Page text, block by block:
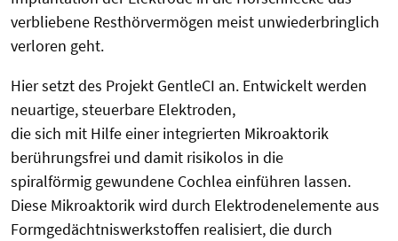
verbliebene Resthörvermögen meist unwiederbringlich
verloren geht.
Hier setzt des Projekt GentleCI an. Entwickelt werden
neuartige, steuerbare Elektroden,
die sich mit Hilfe einer integrierten Mikroaktorik
berührungsfrei und damit risikolos in die
spiralförmig gewundene Cochlea einführen lassen.
Diese Mikroaktorik wird durch Elektrodenelemente aus
Formgedächtniswerkstoffen realisiert, die durch